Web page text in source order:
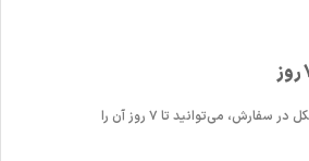
در صورت وجود مشکل در سفارش، می‌توانید تا ۷ روز آن را